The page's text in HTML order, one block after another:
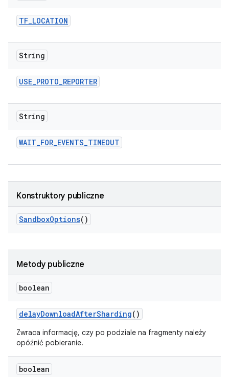
TF_LOCATION
String
USE_PROTO_REPORTER
String
WAIT_FOR_EVENTS_TIMEOUT
Konstruktory publiczne
SandboxOptions()
Metody publiczne
boolean
delayDownloadAfterSharding()
Zwraca informację, czy po podziale na fragmenty należy
opóźnić pobieranie.
boolean